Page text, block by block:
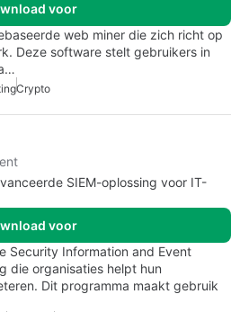
voor
web miner die zich richt op
Deze software stelt gebruikers in
Crypto
SIEM-oplossing voor IT-
voor
Security Information and Event
die organisaties helpt hun
Dit programma maakt gebruik